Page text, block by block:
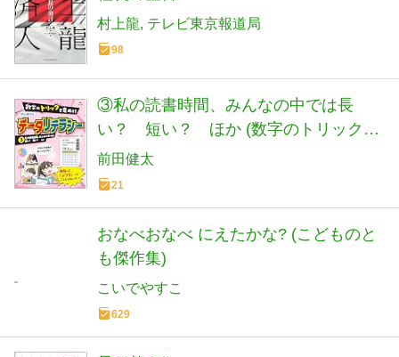
村上龍 テレビ東京報道局
98
③私の読書時間、みんなの中では長
い？ 短い？ ほか (数字のトリックを
見ぬけ はじめてのデータリテラシー)
前田健太
21
おなべおなべ にえたかな? (こどものと
も傑作集)
こいでやすこ
629